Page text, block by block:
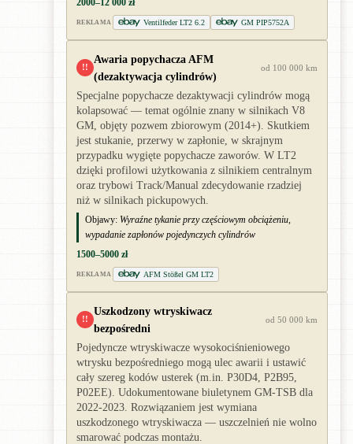
REKLAMA Ventilfeder LT2 6.2 GM PIP5752A
!!
Awaria popychacza AFM
(dezaktywacja cylindrów)
od 100 000 km
Specjalne popychacze dezaktywacji cylindrów mogą
kolapsować — temat ogólnie znany w silnikach V8
GM, objęty pozwem zbiorowym (2014+). Skutkiem
jest stukanie, przerwy w zapłonie, w skrajnym
przypadku wygięte popychacze zaworów. W LT2
dzięki profilowi użytkowania z silnikiem centralnym
oraz trybowi Track/Manual zdecydowanie rzadziej
niż w silnikach pickupowych.
Objawy: Wyraźne tykanie przy częściowym obciążeniu,
wypadanie zapłonów pojedynczych cylindrów
1500–5000 zł
REKLAMA AFM Stößel GM LT2
!!
Uszkodzony wtryskiwacz
bezpośredni
od 50 000 km
Pojedyncze wtryskiwacze wysokociśnieniowego
wtrysku bezpośredniego mogą ulec awarii i ustawić
cały szereg kodów usterek (m.in. P30D4, P2B95,
P02EE). Udokumentowane biuletynem GM-TSB dla
2022-2023. Rozwiązaniem jest wymiana
uszkodzonego wtryskiwacza — uszczelnień nie wolno
smarować podczas montażu.